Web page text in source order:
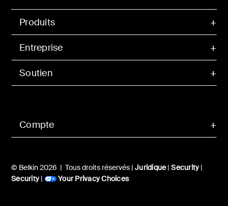
Compte
Produits
Entreprise
Soutien
© Belkin 2026 | Tous droits réservés | Juridique|Security |
Security | Your Privacy Choices